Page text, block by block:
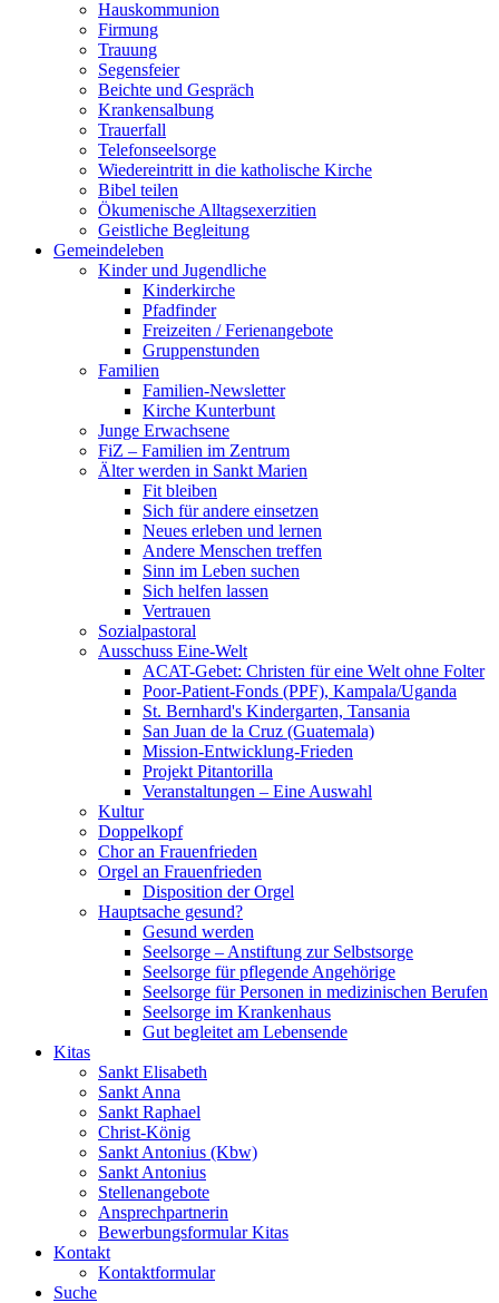
Hauskommunion
Firmung
Trauung
Segensfeier
Beichte und Gespräch
Krankensalbung
Trauerfall
Telefonseelsorge
Wiedereintritt in die katholische Kirche
Bibel teilen
Ökumenische Alltagsexerzitien
Geistliche Begleitung
Gemeindeleben
Kinder und Jugendliche
Kinderkirche
Pfadfinder
Freizeiten / Ferienangebote
Gruppenstunden
Familien
Familien-Newsletter
Kirche Kunterbunt
Junge Erwachsene
FiZ – Familien im Zentrum
Älter werden in Sankt Marien
Fit bleiben
Sich für andere einsetzen
Neues erleben und lernen
Andere Menschen treffen
Sinn im Leben suchen
Sich helfen lassen
Vertrauen
Sozialpastoral
Ausschuss Eine-Welt
ACAT-Gebet: Christen für eine Welt ohne Folter
Poor-Patient-Fonds (PPF), Kampala/Uganda
St. Bernhard's Kindergarten, Tansania
San Juan de la Cruz (Guatemala)
Mission-Entwicklung-Frieden
Projekt Pitantorilla
Veranstaltungen – Eine Auswahl
Kultur
Doppelkopf
Chor an Frauenfrieden
Orgel an Frauenfrieden
Disposition der Orgel
Hauptsache gesund?
Gesund werden
Seelsorge – Anstiftung zur Selbstsorge
Seelsorge für pflegende Angehörige
Seelsorge für Personen in medizinischen Berufen
Seelsorge im Krankenhaus
Gut begleitet am Lebensende
Kitas
Sankt Elisabeth
Sankt Anna
Sankt Raphael
Christ-König
Sankt Antonius (Kbw)
Sankt Antonius
Stellenangebote
Ansprechpartnerin
Bewerbungsformular Kitas
Kontakt
Kontaktformular
Suche